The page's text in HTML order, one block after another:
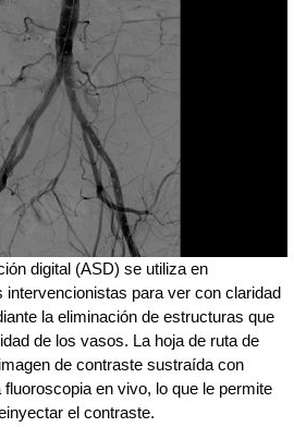
digital (ASD) se utiliza en
para ver con claridad
la eliminación de estructuras que
de los vasos. La hoja de ruta de
de contraste sustraída con
en vivo, lo que le permite
el contraste.